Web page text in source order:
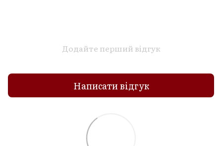
Додайте перший відгук
Написати відгук